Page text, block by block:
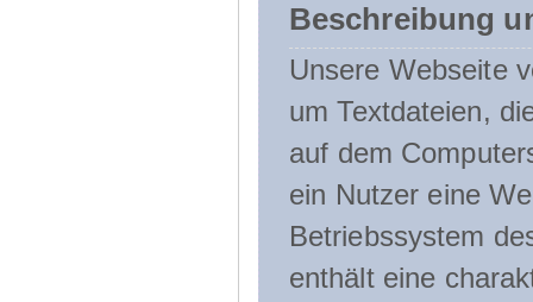
Beschreibung
Unsere Webseite
um Textdateien,
auf dem
ein Nutzer eine
Betriebssystem
enthält eine